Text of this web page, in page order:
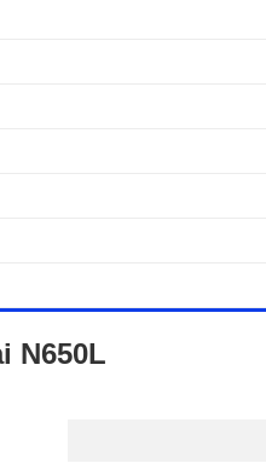
N650L